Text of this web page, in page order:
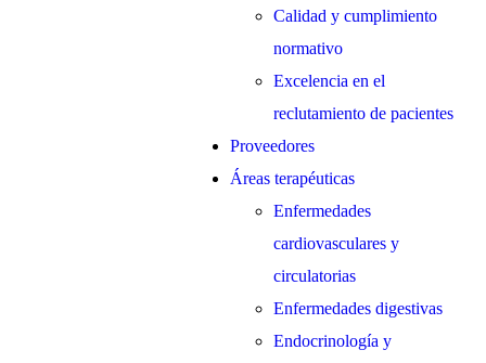
Calidad y cumplimiento
normativo
Excelencia en el
reclutamiento de pacientes
Proveedores
Áreas terapéuticas
Enfermedades
cardiovasculares y
circulatorias
Enfermedades digestivas
Endocrinología y